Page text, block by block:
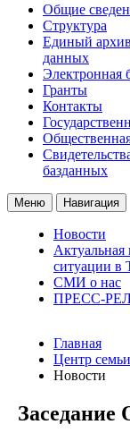
Общие
Структура
Единый
данных
Электронная
Гранты
Контакты
базданных
Меню Навигация
Новости
ситуации в
СМИ о нас
ПРЕСС-
Главная
Центр
Новости